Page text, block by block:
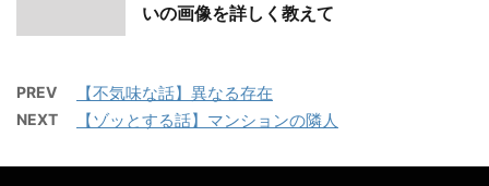
いの画像を詳しく教えて
PREV 【不気味な話】異なる存在
NEXT 【ゾッとする話】マンションの隣人